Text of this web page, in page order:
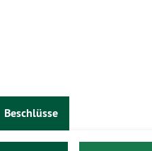
Beschlüsse